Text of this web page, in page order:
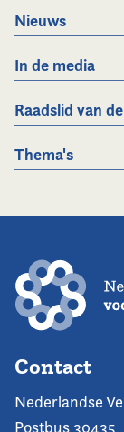
Nieuws
In de media
Raadslid van
Thema's
Contact
Nederlandse
Postbus 30435